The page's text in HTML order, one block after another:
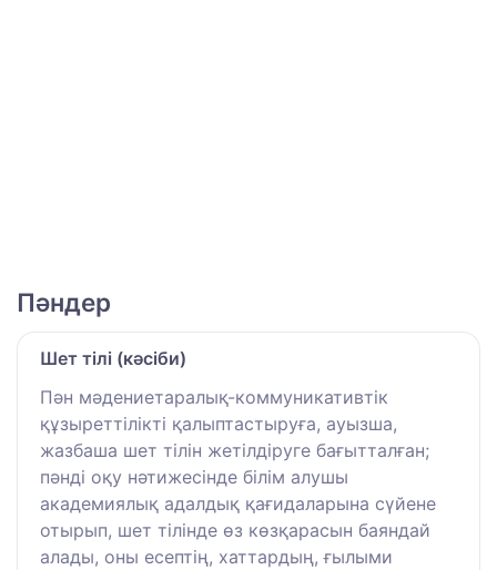
Пәндер
Шет тілі (кәсіби)
Пән мәдениетаралық-коммуникативтік
құзыреттілікті қалыптастыруға, ауызша,
жазбаша шет тілін жетілдіруге бағытталған;
пәнді оқу нәтижесінде білім алушы
академиялық адалдық қағидаларына сүйене
отырып, шет тілінде өз көзқарасын баяндай
алады, оны есептің, хаттардың, ғылыми